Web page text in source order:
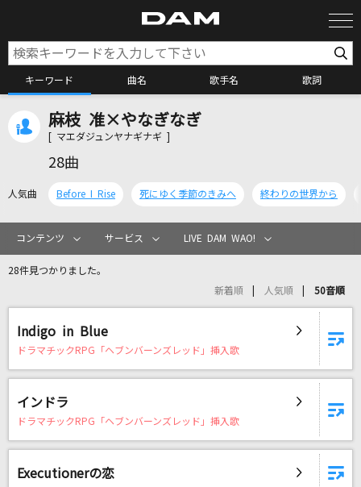
キーワード 曲名 歌手名 歌詞
カラオケ検索
カラオケリクエスト
リアルタイムで歌われている曲の一覧
リンネ
Lost love song【II】
Hilcrhyme(ヒルクライム)
麻枝 准×やなぎなぎ
[ マエダジュンヤナギナギ ]
28曲
人気曲 Before I Rise 死にゆく季節のきみへ 終わりの世界から
コンテンツ サービス LIVE DAM WAO!
28件見つかりました。
新着順 人気順 50音順
Indigo in Blue
ドラマチックRPG「ヘブンバーンズレッド」挿入歌
インドラ
ドラマチックRPG「ヘブンバーンズレッド」挿入歌
Executionerの恋